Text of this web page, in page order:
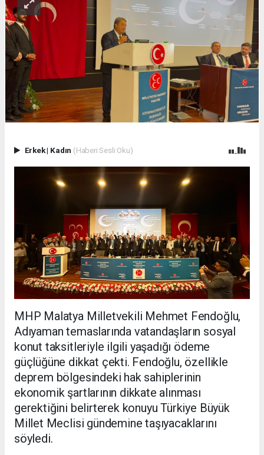
Erkek| Kadın (Haberi Sesli Oku)
MHP Malatya Milletvekili Mehmet Fendoğlu,
Adıyaman temaslarında vatandaşların sosyal
konut taksitleriyle ilgili yaşadığı ödeme
güçlüğüne dikkat çekti. Fendoğlu, özellikle
deprem bölgesindeki hak sahiplerinin
ekonomik şartlarının dikkate alınması
gerektiğini belirterek konuyu Türkiye Büyük
Millet Meclisi gündemine taşıyacaklarını
söyledi.